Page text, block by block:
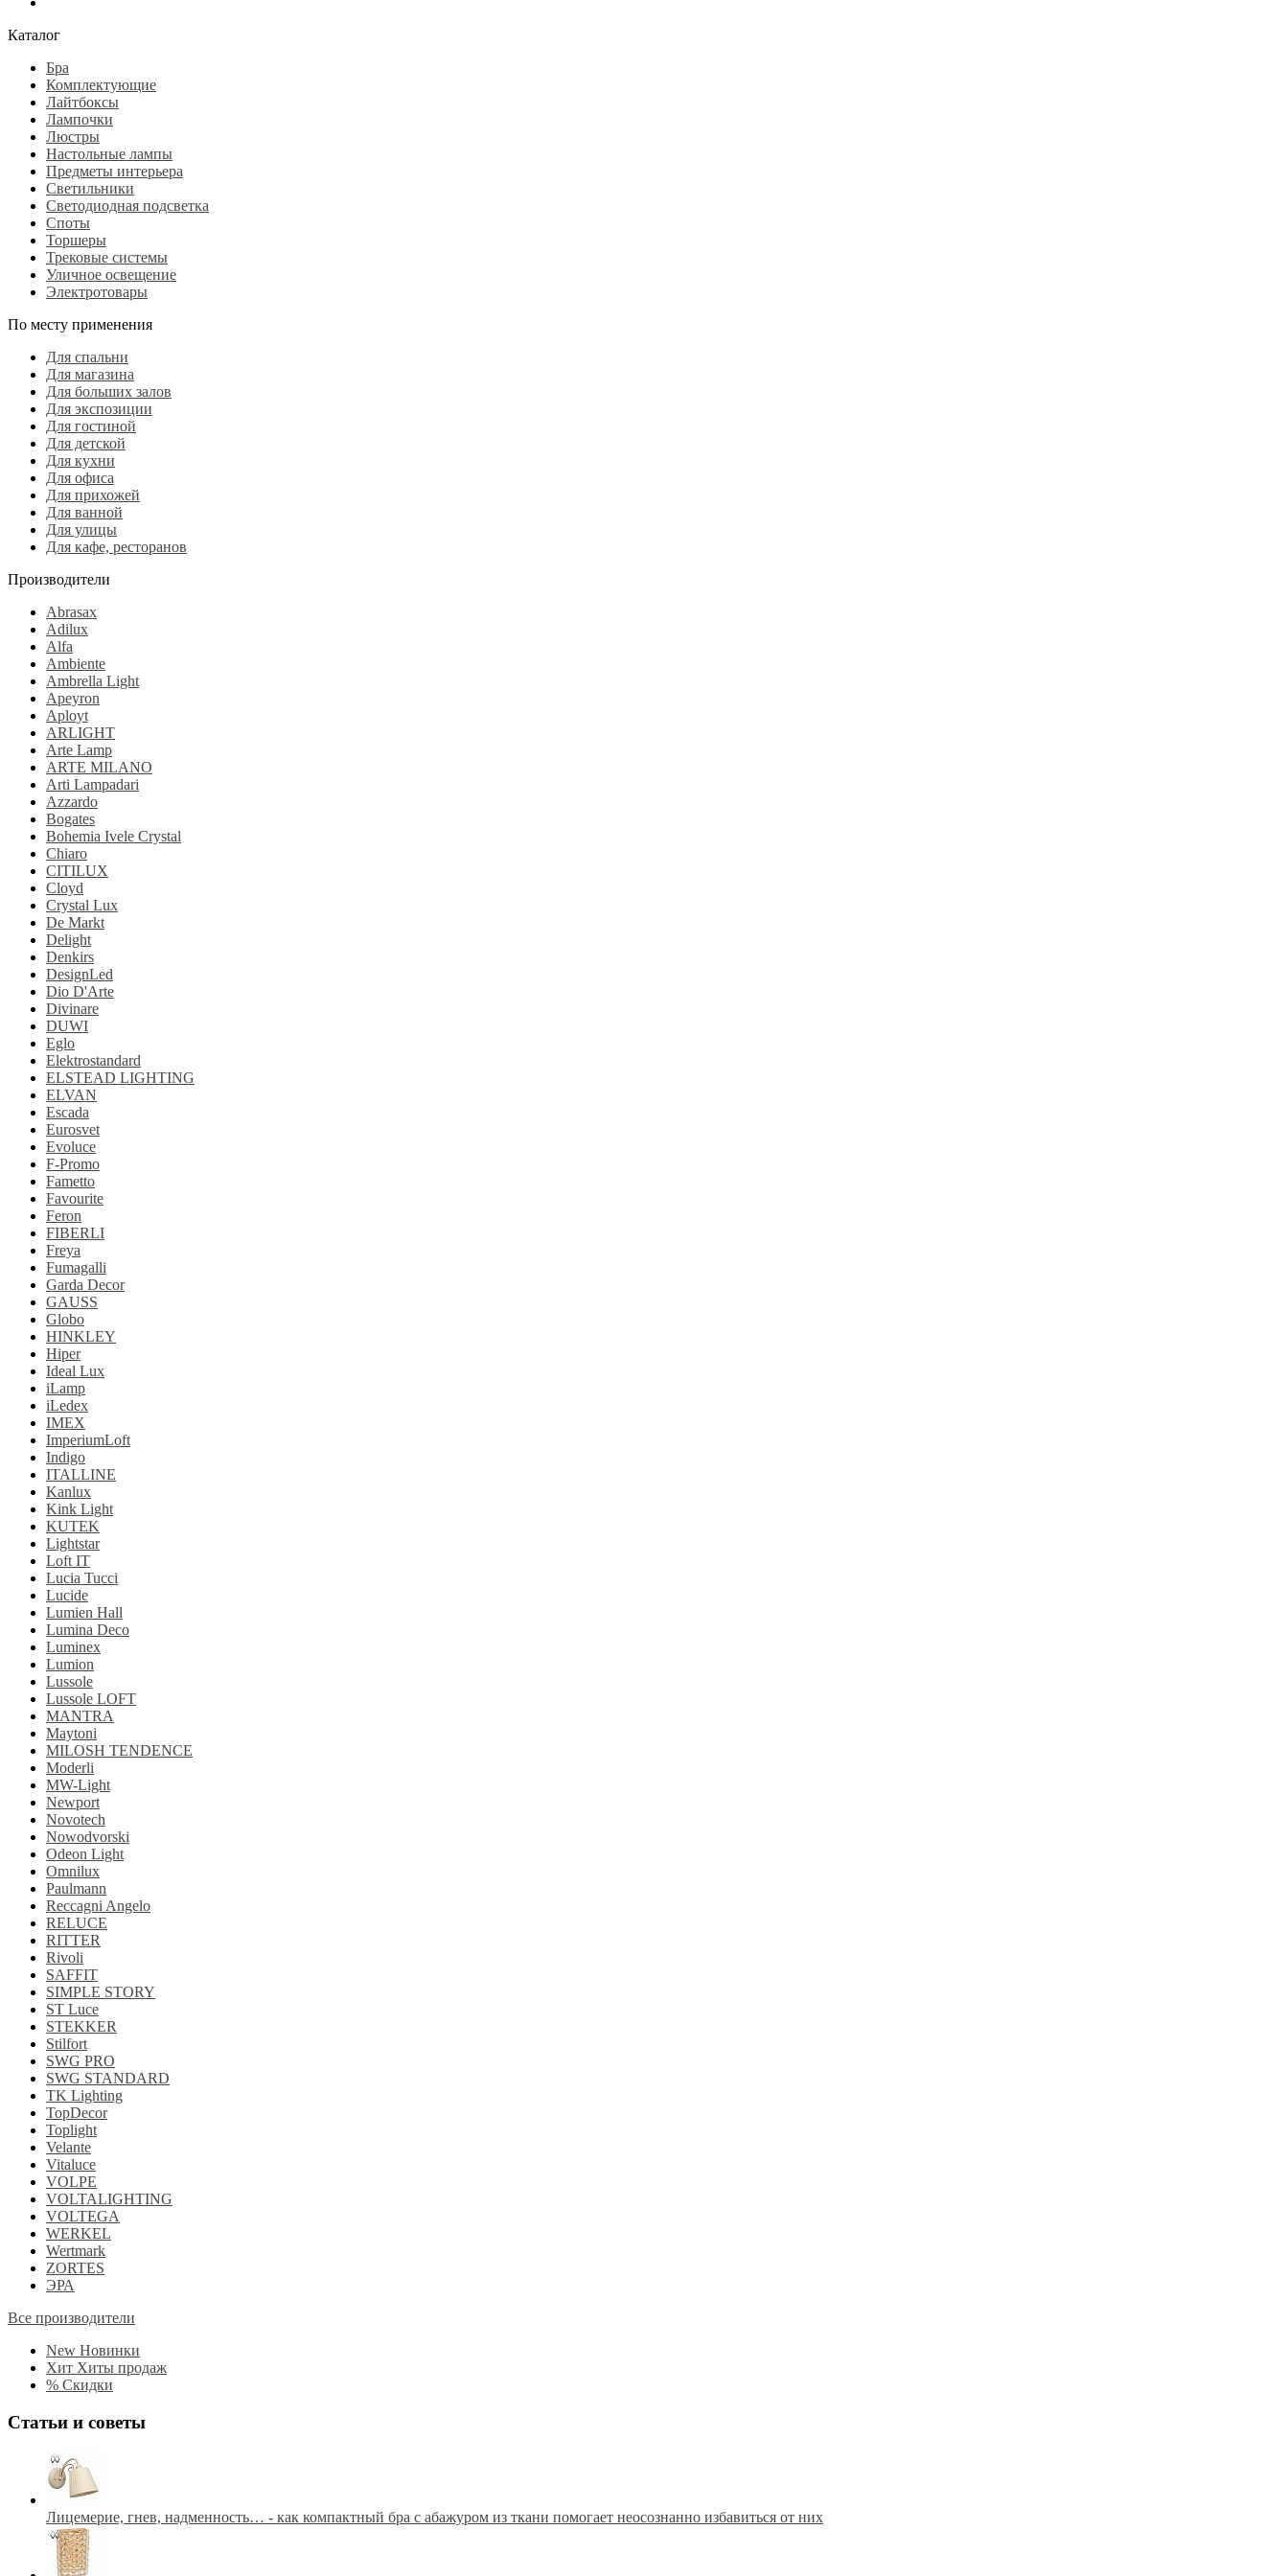
Каталог
Бра
Комплектующие
Лайтбоксы
Лампочки
Люстры
Настольные лампы
Предметы интерьера
Светильники
Светодиодная подсветка
Споты
Торшеры
Трековые системы
Уличное освещение
Электротовары
По месту применения
Для спальни
Для магазина
Для больших залов
Для экспозиции
Для гостиной
Для детской
Для кухни
Для офиса
Для прихожей
Для ванной
Для улицы
Для кафе, ресторанов
Производители
Abrasax
Adilux
Alfa
Ambiente
Ambrella Light
Apeyron
Aployt
ARLIGHT
Arte Lamp
ARTE MILANO
Arti Lampadari
Azzardo
Bogates
Bohemia Ivele Crystal
Chiaro
CITILUX
Cloyd
Crystal Lux
De Markt
Delight
Denkirs
DesignLed
Dio D'Arte
Divinare
DUWI
Eglo
Elektrostandard
ELSTEAD LIGHTING
ELVAN
Escada
Eurosvet
Evoluce
F-Promo
Fametto
Favourite
Feron
FIBERLI
Freya
Fumagalli
Garda Decor
GAUSS
Globo
HINKLEY
Hiper
Ideal Lux
iLamp
iLedex
IMEX
ImperiumLoft
Indigo
ITALLINE
Kanlux
Kink Light
KUTEK
Lightstar
Loft IT
Lucia Tucci
Lucide
Lumien Hall
Lumina Deco
Luminex
Lumion
Lussole
Lussole LOFT
MANTRA
Maytoni
MILOSH TENDENCE
Moderli
MW-Light
Newport
Novotech
Nowodvorski
Odeon Light
Omnilux
Paulmann
Reccagni Angelo
RELUCE
RITTER
Rivoli
SAFFIT
SIMPLE STORY
ST Luce
STEKKER
Stilfort
SWG PRO
SWG STANDARD
TK Lighting
TopDecor
Toplight
Velante
Vitaluce
VOLPE
VOLTALIGHTING
VOLTEGA
WERKEL
Wertmark
ZORTES
ЭРА
Все производители
New Новинки
Хит Хиты продаж
% Скидки
Статьи и советы
Лицемерие, гнев, надменность… - как компактный бра с абажуром из ткани помогает неосознанно избавиться от них